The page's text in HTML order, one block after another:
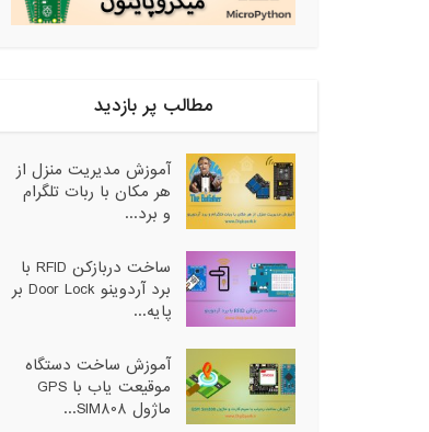
مطالب پر بازدید
آموزش مدیریت منزل از
هر مکان با ربات تلگرام
و برد...
ساخت دربازکن RFID با
برد آردوینو Door Lock بر
پایه...
آموزش ساخت دستگاه
موقیعت یاب با GPS
ماژول SIM808...